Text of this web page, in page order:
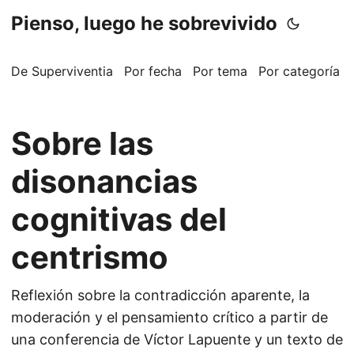
Pienso, luego he sobrevivido
De Superviventia Por fecha Por tema Por categoría
Sobre las
disonancias
cognitivas del
centrismo
Reflexión sobre la contradicción aparente, la
moderación y el pensamiento crítico a partir de
una conferencia de Víctor Lapuente y un texto de